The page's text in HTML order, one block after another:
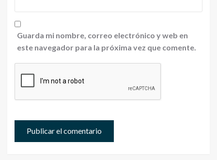
Guarda mi nombre, correo electrónico y web en
este navegador para la próxima vez que comente.